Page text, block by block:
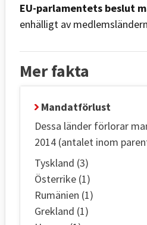
EU-parlamentets beslut
enhälligt av
Mer fakta
Mandatförlust
Dessa länder förlorar
2014 (antalet inom
Tyskland (3)
Österrike (1)
Rumänien (1)
Grekland (1)